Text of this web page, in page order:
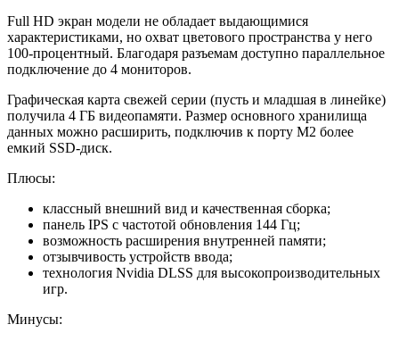
Full HD экран модели не обладает выдающимися
характеристиками, но охват цветового пространства у него
100-процентный. Благодаря разъемам доступно параллельное
подключение до 4 мониторов.
Графическая карта свежей серии (пусть и младшая в линейке)
получила 4 ГБ видеопамяти. Размер основного хранилища
данных можно расширить, подключив к порту M2 более
емкий SSD-диск.
Плюсы:
классный внешний вид и качественная сборка;
панель IPS с частотой обновления 144 Гц;
возможность расширения внутренней памяти;
отзывчивость устройств ввода;
технология Nvidia DLSS для высокопроизводительных
игр.
Минусы: